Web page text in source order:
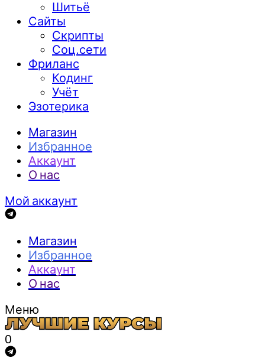
Шитьё
Сайты
Скрипты
Соц.сети
Фриланс
Кодинг
Учёт
Эзотерика
Магазин
Избранное
Аккаунт
О нас
Мой аккаунт
Магазин
Избранное
Аккаунт
О нас
Меню
0